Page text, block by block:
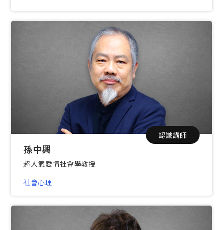
認識講師
孫中興
超人氣愛情社會學教授
社會心理